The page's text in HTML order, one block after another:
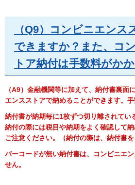
（Q9）コンビニエンス
できますか？また、コ
トア納付は手数料がか
（A9）金融機関等に加えて、納付書裏面
エンスストアで納めることができます。手
納付書が納期毎に1枚ずつ切り離されてい
納付の際には税目や納期をよく確認して納
ご注意ください。（納付の際は、納付書を
バーコードが無い納付書は、コンビニエ
せん。